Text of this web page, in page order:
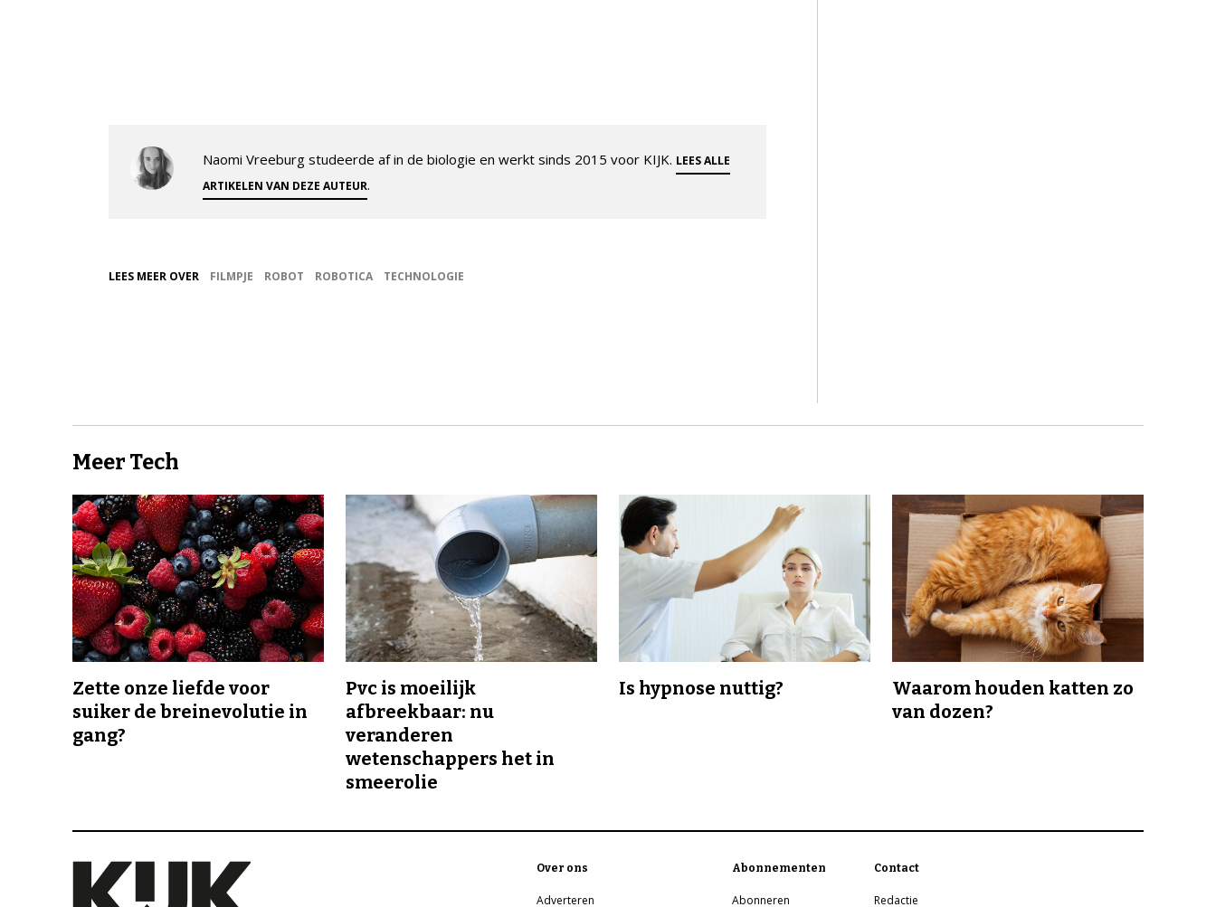
Naomi Vreeburg studeerde af in de biologie en werkt sinds 2015 voor KIJK. LEES ALLE
ARTIKELEN VAN DEZE AUTEUR.
LEES MEER OVER FILMPJE ROBOT ROBOTICA TECHNOLOGIE
Meer Tech
Zette onze liefde voor
suiker de breinevolutie in
gang?
Pvc is moeilijk
afbreekbaar: nu
veranderen
wetenschappers het in
smeerolie
Is hypnose nuttig?
Waarom houden katten zo
van dozen?
Over ons
Adverteren
Abonnementen
Abonneren
Contact
Redactie